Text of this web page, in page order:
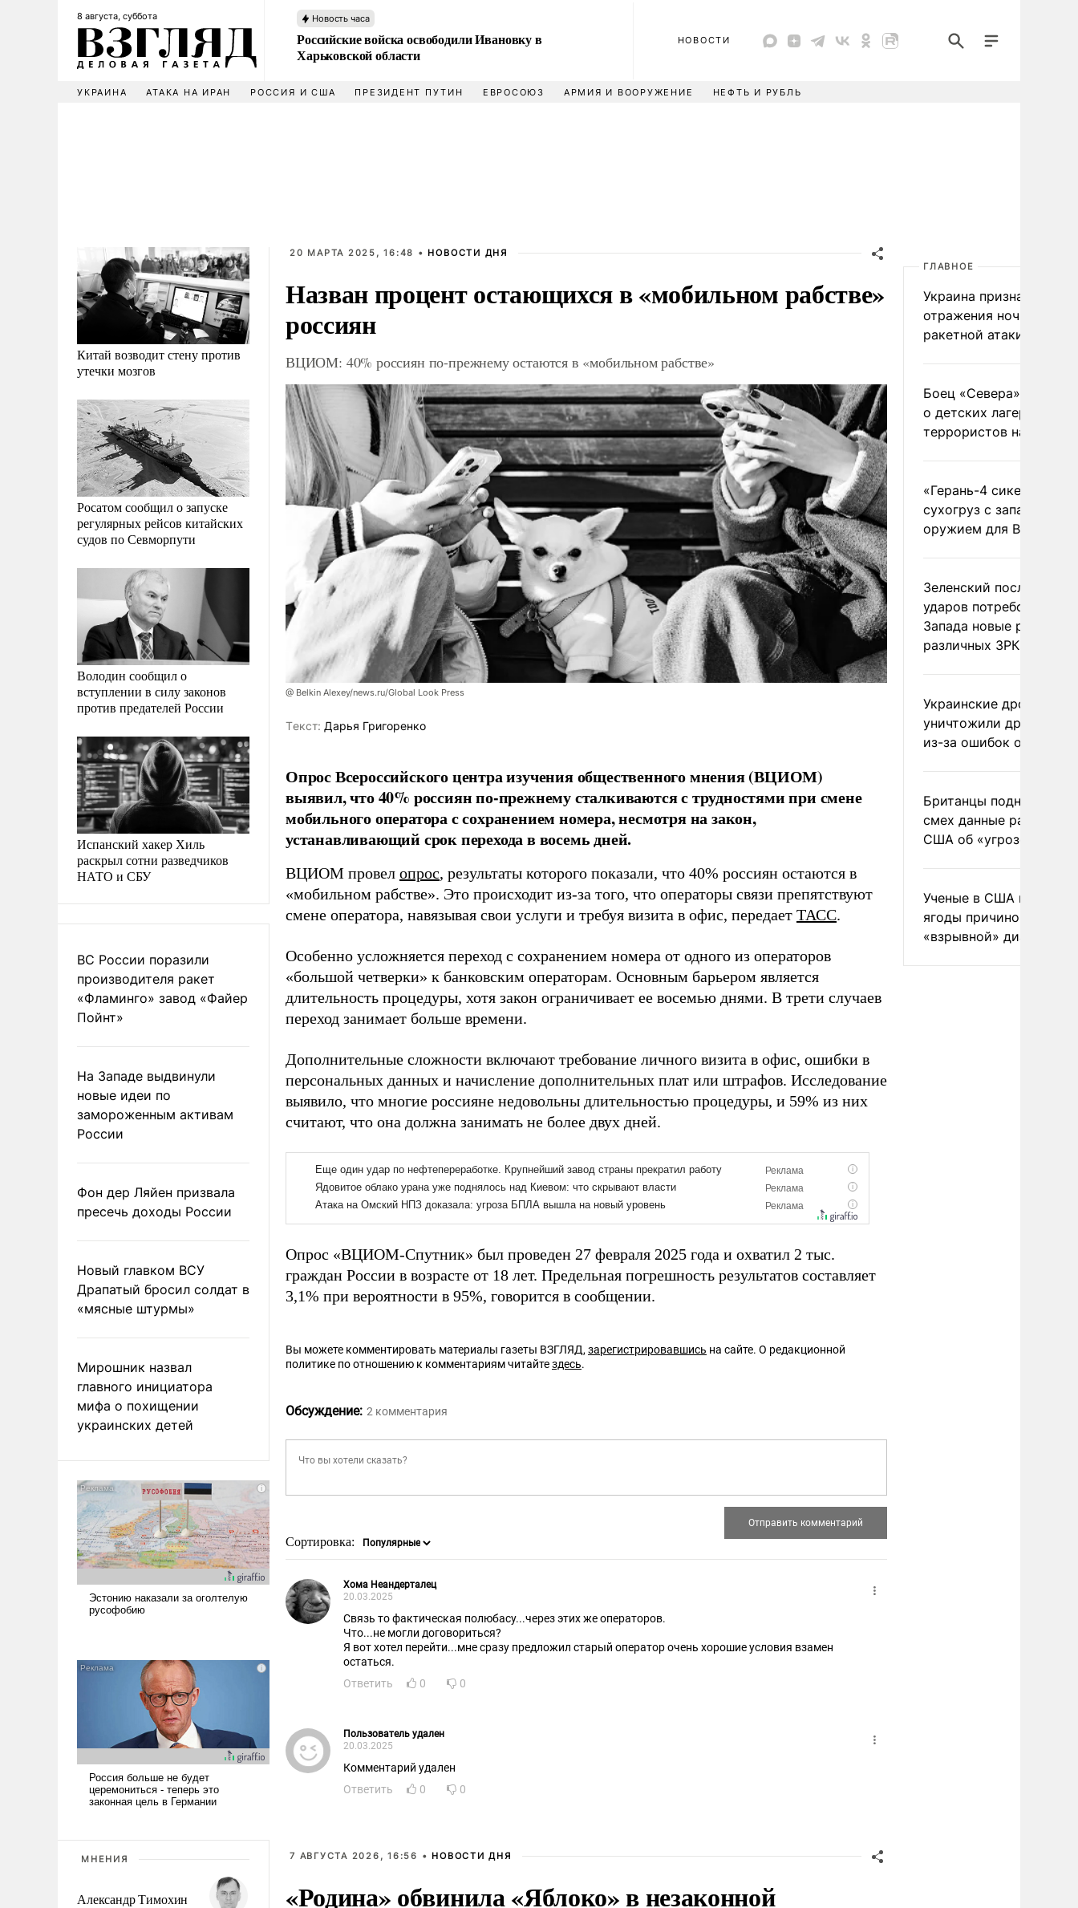
8 августа, суббота Новость часа
Российские войска освободили Ивановку в
Харьковской области
НОВОСТИ
УКРАИНА АТАКА НА ИРАН РОССИЯ И США ПРЕЗИДЕНТ ПУТИН ЕВРОСОЮЗ АРМИЯ И ВООРУЖЕНИЕ НЕФТЬ И РУБЛЬ
Китай возводит стену против
утечки мозгов
Росатом сообщил о запуске
регулярных рейсов китайских
судов по Севморпути
Володин сообщил о
вступлении в силу законов
против предателей России
Испанский хакер Хиль
раскрыл сотни разведчиков
НАТО и СБУ
ВС России поразили
производителя ракет
«Фламинго» завод «Файер
Пойнт»
На Западе выдвинули
новые идеи по
замороженным активам
России
Фон дер Ляйен призвала
пресечь доходы России
Новый главком ВСУ
Драпатый бросил солдат в
«мясные штурмы»
Мирошник назвал
главного инициатора
мифа о похищении
украинских детей
МНЕНИЯ
Александр Тимохин
20 МАРТА 2025, 16:48 • НОВОСТИ ДНЯ
Назван процент остающихся в «мобильном рабстве»
россиян
ВЦИОМ: 40% россиян по-прежнему остаются в «мобильном рабстве»
@ Belkin Alexey/news.ru/Global Look Press
Tекст: Дарья Григоренко
Опрос Всероссийского центра изучения общественного мнения (ВЦИОМ)
выявил, что 40% россиян по-прежнему сталкиваются с трудностями при смене
мобильного оператора с сохранением номера, несмотря на закон,
устанавливающий срок перехода в восемь дней.
ВЦИОМ провел опрос, результаты которого показали, что 40% россиян остаются в
«мобильном рабстве». Это происходит из-за того, что операторы связи препятствуют
смене оператора, навязывая свои услуги и требуя визита в офис, передает ТАСС.
Особенно усложняется переход с сохранением номера от одного из операторов
«большой четверки» к банковским операторам. Основным барьером является
длительность процедуры, хотя закон ограничивает ее восемью днями. В трети случаев
переход занимает больше времени.
Дополнительные сложности включают требование личного визита в офис, ошибки в
персональных данных и начисление дополнительных плат или штрафов. Исследование
выявило, что многие россияне недовольны длительностью процедуры, и 59% из них
считают, что она должна занимать не более двух дней.
Опрос «ВЦИОМ-Спутник» был проведен 27 февраля 2025 года и охватил 2 тыс.
граждан России в возрасте от 18 лет. Предельная погрешность результатов составляет
3,1% при вероятности в 95%, говорится в сообщении.
Вы можете комментировать материалы газеты ВЗГЛЯД,зарегистрировавшись на сайте. О редакционной
политике по отношению к комментариям читайтездесь.
Обсуждение: 2 комментария
Сортировка:
Хома Неандерталец
20.03.2025
Связь то фактическая полюбасу...через этих же операторов.
Что...не могли договориться?
Я вот хотел перейти...мне сразу предложил старый оператор очень хорошие условия взамен
остаться.
Ответить
0 0
Пользователь удален
20.03.2025
Комментарий удален
Ответить
0 0
7 АВГУСТА 2026, 16:56 • НОВОСТИ ДНЯ
«Родина» обвинила «Яблоко» в незаконной
ГЛАВНОЕ
Украина признала
отражения ночной
ракетной атаки
Боец «Севера»
о детских лагерях
террористов на
«Герань-4 сикер»
сухогруз с западным
оружием для ВСУ
Зеленский после
ударов потребовал у
Запада новые ракеты
различных ЗРК
Украинские дроны
уничтожили друг друга
из-за ошибок
Британцы подняли на
смех данные разведки
США об «угрозе
Ученые в США назвали
ягоды причиной
«взрывной» диареи